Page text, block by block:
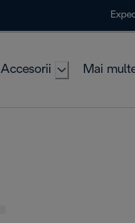
Accesorii Mai